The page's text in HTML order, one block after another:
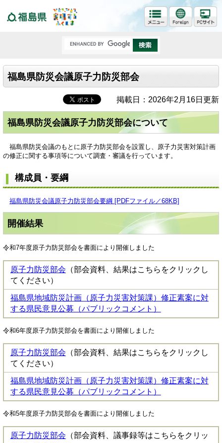
福島県防災会議原子力防災部会
掲載日：2026年2月16日更新
福島県防災会議原子力防災部会について
福島県防災会議のもとに原子力防災部会を設置し、原子力災害対策計画
の修正に関する事項等について調査・審議を行っています。
構成員・要綱
福島県防災会議原子力防災部会要綱 [PDFファイル／68KB]
開催結果
令和7年度原子力防災部会を書面により開催しました
原子力防災部会 （部会資料、結果はこちらをクリックし
てください）
福島県地域防災計画（原子力災害対策課）修正素案に対
する県民意見公募（パブリックコメント）
令和6年度原子力防災部会を書面により開催しました
原子力防災部会 （部会資料、結果はこちらをクリックし
てください）
福島県地域防災計画（原子力災害対策課）修正素案に対
する県民意見公募（パブリックコメント）
令和5年度原子力防災部会を書面により開催しました
原子力防災部会 （部会資料、議事録等はこちらをクリッ